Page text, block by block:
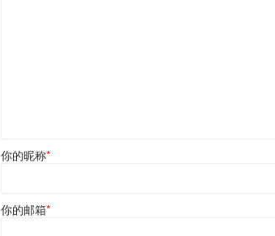
你的昵称*
你的邮箱*